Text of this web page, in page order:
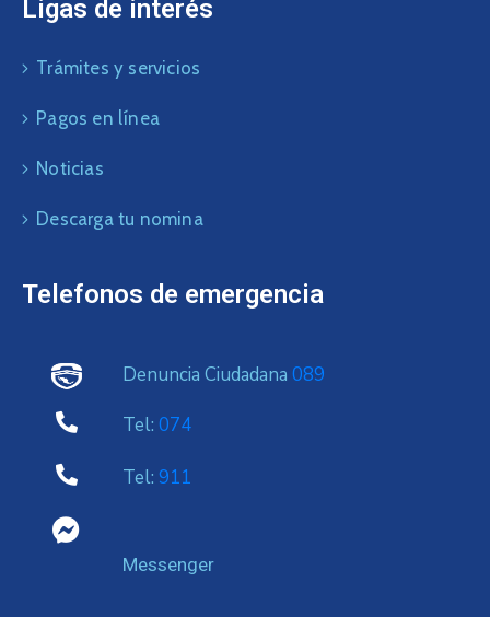
Ligas de interés
Trámites y servicios
Pagos en línea
Noticias
Descarga tu nomina
Telefonos de emergencia
Denuncia Ciudadana 089
Tel: 074
Tel: 911
Messenger